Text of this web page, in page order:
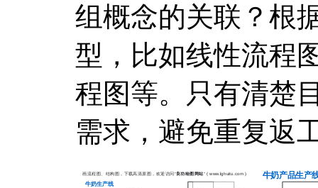
组概念的关联？根
型，比如线性流程
程图等。只有清楚
需求，避免重复返